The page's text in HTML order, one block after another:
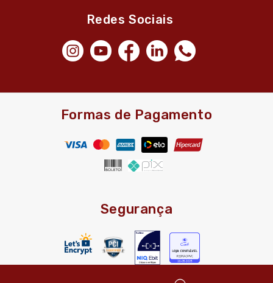
Redes Sociais
Formas de Pagamento
Segurança